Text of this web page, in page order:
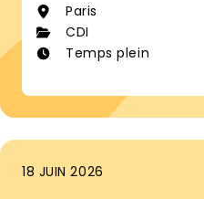
Paris
CDI
Temps plein
18 JUIN 2026